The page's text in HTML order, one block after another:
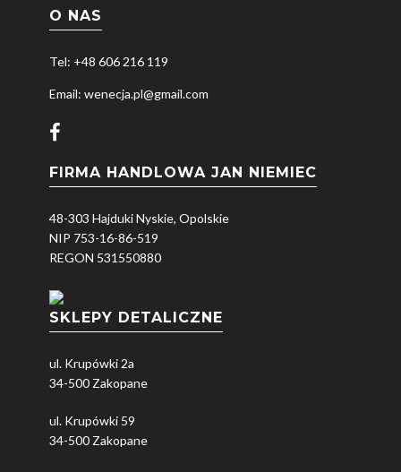
O NAS
Tel: +48 606 216 119
Email: wenecja.pl@gmail.com
FIRMA HANDLOWA JAN NIEMIEC
48-303 Hajduki Nyskie, Opolskie
NIP 753-16-86-519
REGON 531550880
SKLEPY DETALICZNE
ul. Krupówki 2a
34-500 Zakopane
ul. Krupówki 59
34-500 Zakopane